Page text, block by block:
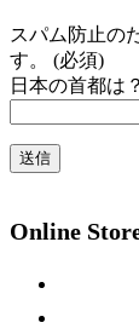
スパム防止の
す。 (必須)
日本の首都は
Online